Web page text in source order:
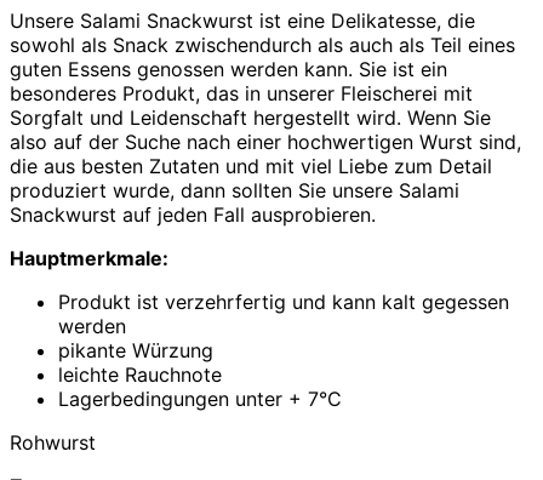
Unsere Salami Snackwurst ist eine Delikatesse, die
sowohl als Snack zwischendurch als auch als Teil eines
guten Essens genossen werden kann. Sie ist ein
besonderes Produkt, das in unserer Fleischerei mit
Sorgfalt und Leidenschaft hergestellt wird. Wenn Sie
also auf der Suche nach einer hochwertigen Wurst sind,
die aus besten Zutaten und mit viel Liebe zum Detail
produziert wurde, dann sollten Sie unsere Salami
Snackwurst auf jeden Fall ausprobieren.
Hauptmerkmale:
Produkt ist verzehrfertig und kann kalt gegessen
werden
pikante Würzung
leichte Rauchnote
Lagerbedingungen unter + 7°C
Rohwurst